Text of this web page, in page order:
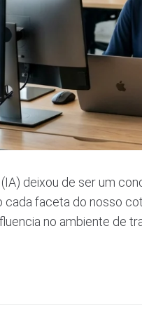
deixou de ser um
faceta do nosso
no ambiente de